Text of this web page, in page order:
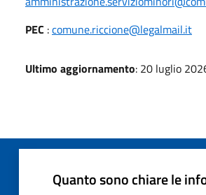
PEC :comune.riccione@legalmail.it
Ultimo aggiornamento: 20 luglio
Quanto sono chiare le